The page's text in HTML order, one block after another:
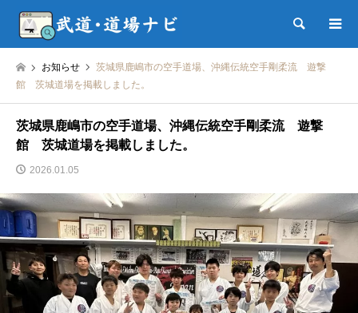
検索
お知らせ
茨城県鹿嶋市の空手道場、沖縄伝統空手剛柔流 遊撃
館 茨城道場を掲載しました。
茨城県鹿嶋市の空手道場、沖縄伝統空手剛柔流 遊撃
館 茨城道場を掲載しました。
2026.01.05